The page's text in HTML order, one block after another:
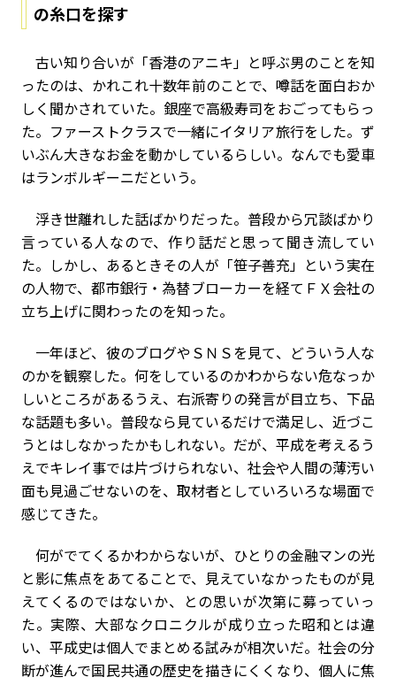
の糸口を探す
古い知り合いが「香港のアニキ」と呼ぶ男のことを知
ったのは、かれこれ十数年前のことで、噂話を面白おか
しく聞かされていた。銀座で高級寿司をおごってもらっ
た。ファーストクラスで一緒にイタリア旅行をした。ず
いぶん大きなお金を動かしているらしい。なんでも愛車
はランボルギーニだという。
浮き世離れした話ばかりだった。普段から冗談ばかり
言っている人なので、作り話だと思って聞き流してい
た。しかし、あるときその人が「笹子善充」という実在
の人物で、都市銀行・為替ブローカーを経てＦＸ会社の
立ち上げに関わったのを知った。
一年ほど、彼のブログやＳＮＳを見て、どういう人な
のかを観察した。何をしているのかわからない危なっか
しいところがあるうえ、右派寄りの発言が目立ち、下品
な話題も多い。普段なら見ているだけで満足し、近づこ
うとはしなかったかもしれない。だが、平成を考えるう
えでキレイ事では片づけられない、社会や人間の薄汚い
面も見過ごせないのを、取材者としていろいろな場面で
感じてきた。
何がでてくるかわからないが、ひとりの金融マンの光
と影に焦点をあてることで、見えていなかったものが見
えてくるのではないか、との思いが次第に募っていっ
た。実際、大部なクロニクルが成り立った昭和とは違
い、平成史は個人でまとめる試みが相次いだ。社会の分
断が進んで国民共通の歴史を描きにくくなり、個人に焦